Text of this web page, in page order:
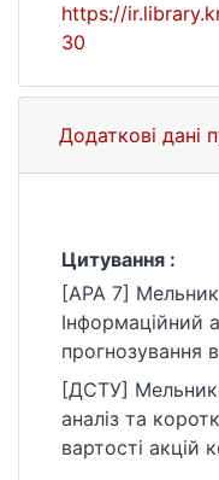
https://
30
Додаткові дані
Цитування :
[APA 7]
Інформаційний
прогнозування
найбільшою
робота,
університет
eKNUTSHIR.
[ДСТУ]
аналіз та
вартості акцій